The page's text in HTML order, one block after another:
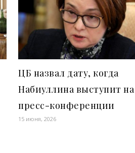
ЦБ назвал дату, когда
Набиуллина выступит на
пресс-конференции
15 июня, 2026